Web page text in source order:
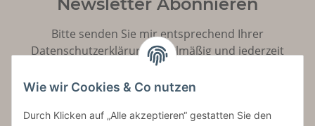
Newsletter Abonnieren
Bitte senden Sie mir entsprechend Ihrer
Datenschutzerklärungregelmäßig und jederzeit
widerruflich Informationen zu Ihrem Produktsortiment
per E-Mail zu.
Abonnieren
Wie wir Cookies & Co nutzen
Durch Klicken auf „Alle akzeptieren“ gestatten Sie den